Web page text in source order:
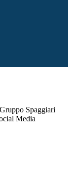
Spaggiari
Media